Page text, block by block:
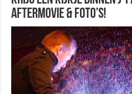
aftermovie & foto’s!